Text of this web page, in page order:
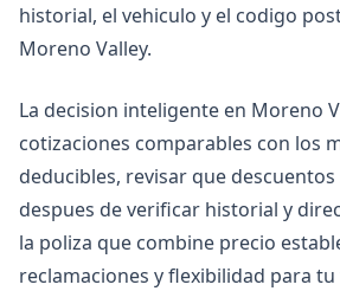
historial, el vehiculo y el codigo
Moreno Valley.
La decision inteligente en Moreno
cotizaciones comparables con los
deducibles, revisar que
despues de verificar historial y
la poliza que combine precio
reclamaciones y flexibilidad para